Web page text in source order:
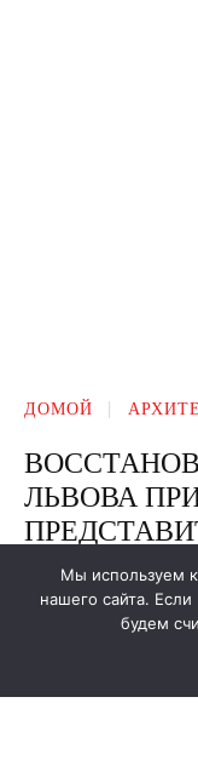
Мы используем
нашего сайта.
будем